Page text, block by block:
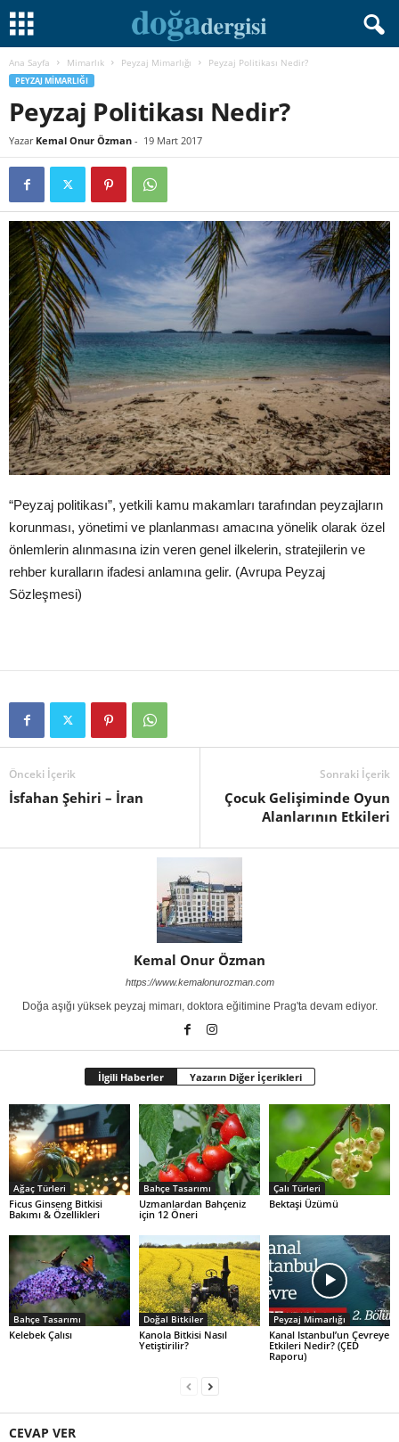
Ana Sayfa Mimarlık Peyzaj Mimarlığı Peyzaj Politikası Nedir?
PEYZAJ MIMARLIĞI
Peyzaj Politikası Nedir?
Yazar Kemal Onur Özman - 19 Mart 2017
“Peyzaj politikası”, yetkili kamu makamları tarafından peyzajların
korunması, yönetimi ve planlanması amacına yönelik olarak özel
önlemlerin alınmasına izin veren genel ilkelerin, stratejilerin ve
rehber kuralların ifadesi anlamına gelir. (Avrupa Peyzaj
Sözleşmesi)
Önceki İçerik
İsfahan Şehiri – İran
Sonraki İçerik
Çocuk Gelişiminde Oyun
Alanlarının Etkileri
Kemal Onur Özman
https://www.kemalonurozman.com
Doğa aşığı yüksek peyzaj mimarı, doktora eğitimine Prag'ta devam ediyor.
İlgili Haberler Yazarın Diğer İçerikleri
Ağaç Türleri
Ficus Ginseng Bitkisi
Bakımı & Özellikleri
Bahçe Tasarımı
Uzmanlardan Bahçeniz
için 12 Öneri
Çalı Türleri
Bektaşi Üzümü
Bahçe Tasarımı
Kelebek Çalısı
Doğal Bitkiler
Kanola Bitkisi Nasıl
Yetiştirilir?
Peyzaj Mimarlığı
Kanal Istanbul’un Çevreye
Etkileri Nedir? (ÇED
Raporu)
CEVAP VER